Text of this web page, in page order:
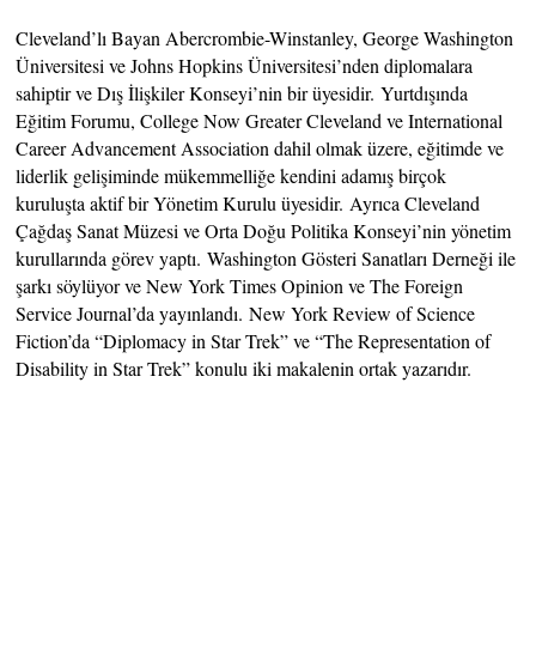
Cleveland’lı Bayan Abercrombie-Winstanley, George Washington
Üniversitesi ve Johns Hopkins Üniversitesi’nden diplomalara
sahiptir ve Dış İlişkiler Konseyi’nin bir üyesidir. Yurtdışında
Eğitim Forumu, College Now Greater Cleveland ve International
Career Advancement Association dahil olmak üzere, eğitimde ve
liderlik gelişiminde mükemmelliğe kendini adamış birçok
kuruluşta aktif bir Yönetim Kurulu üyesidir. Ayrıca Cleveland
Çağdaş Sanat Müzesi ve Orta Doğu Politika Konseyi’nin yönetim
kurullarında görev yaptı. Washington Gösteri Sanatları Derneği ile
şarkı söylüyor ve New York Times Opinion ve The Foreign
Service Journal’da yayınlandı. New York Review of Science
Fiction’da “Diplomacy in Star Trek” ve “The Representation of
Disability in Star Trek” konulu iki makalenin ortak yazarıdır.